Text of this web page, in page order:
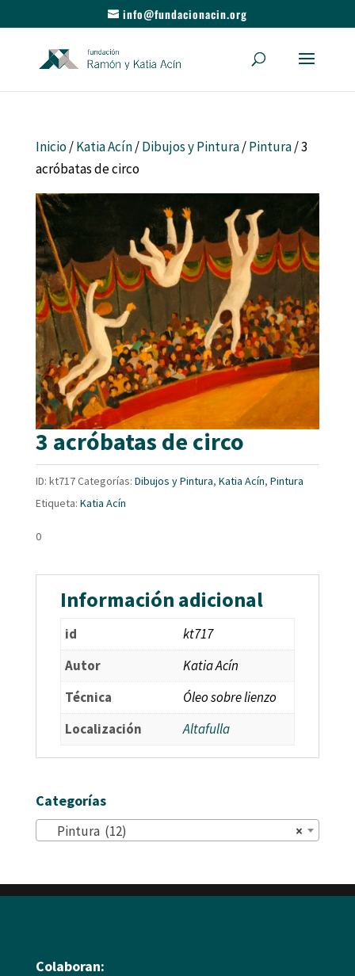
info@fundacionacin.org
Inicio/Katia Acín/Dibujos y Pintura/Pintura/ 3
acróbatas de circo
3 acróbatas de circo
ID: kt717Categorías: Dibujos y Pintura, Katia Acín, Pintura
Etiqueta: Katia Acín
0
Información adicional
id
kt717
Autor
Katia Acín
Técnica
Óleo sobre lienzo
Localización
Altafulla
Categorías
×
Pintura (12)
Colaboran: